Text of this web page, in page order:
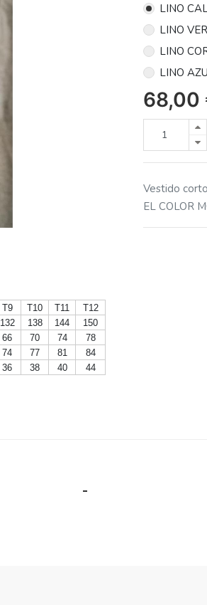
LINO
LINO
LINO
LINO
68,00
Vestido
EL COLOR
T9 T10 T11
T12
132 138 144
150
66 70 74
78
74 77 81
84
36 38 40 44